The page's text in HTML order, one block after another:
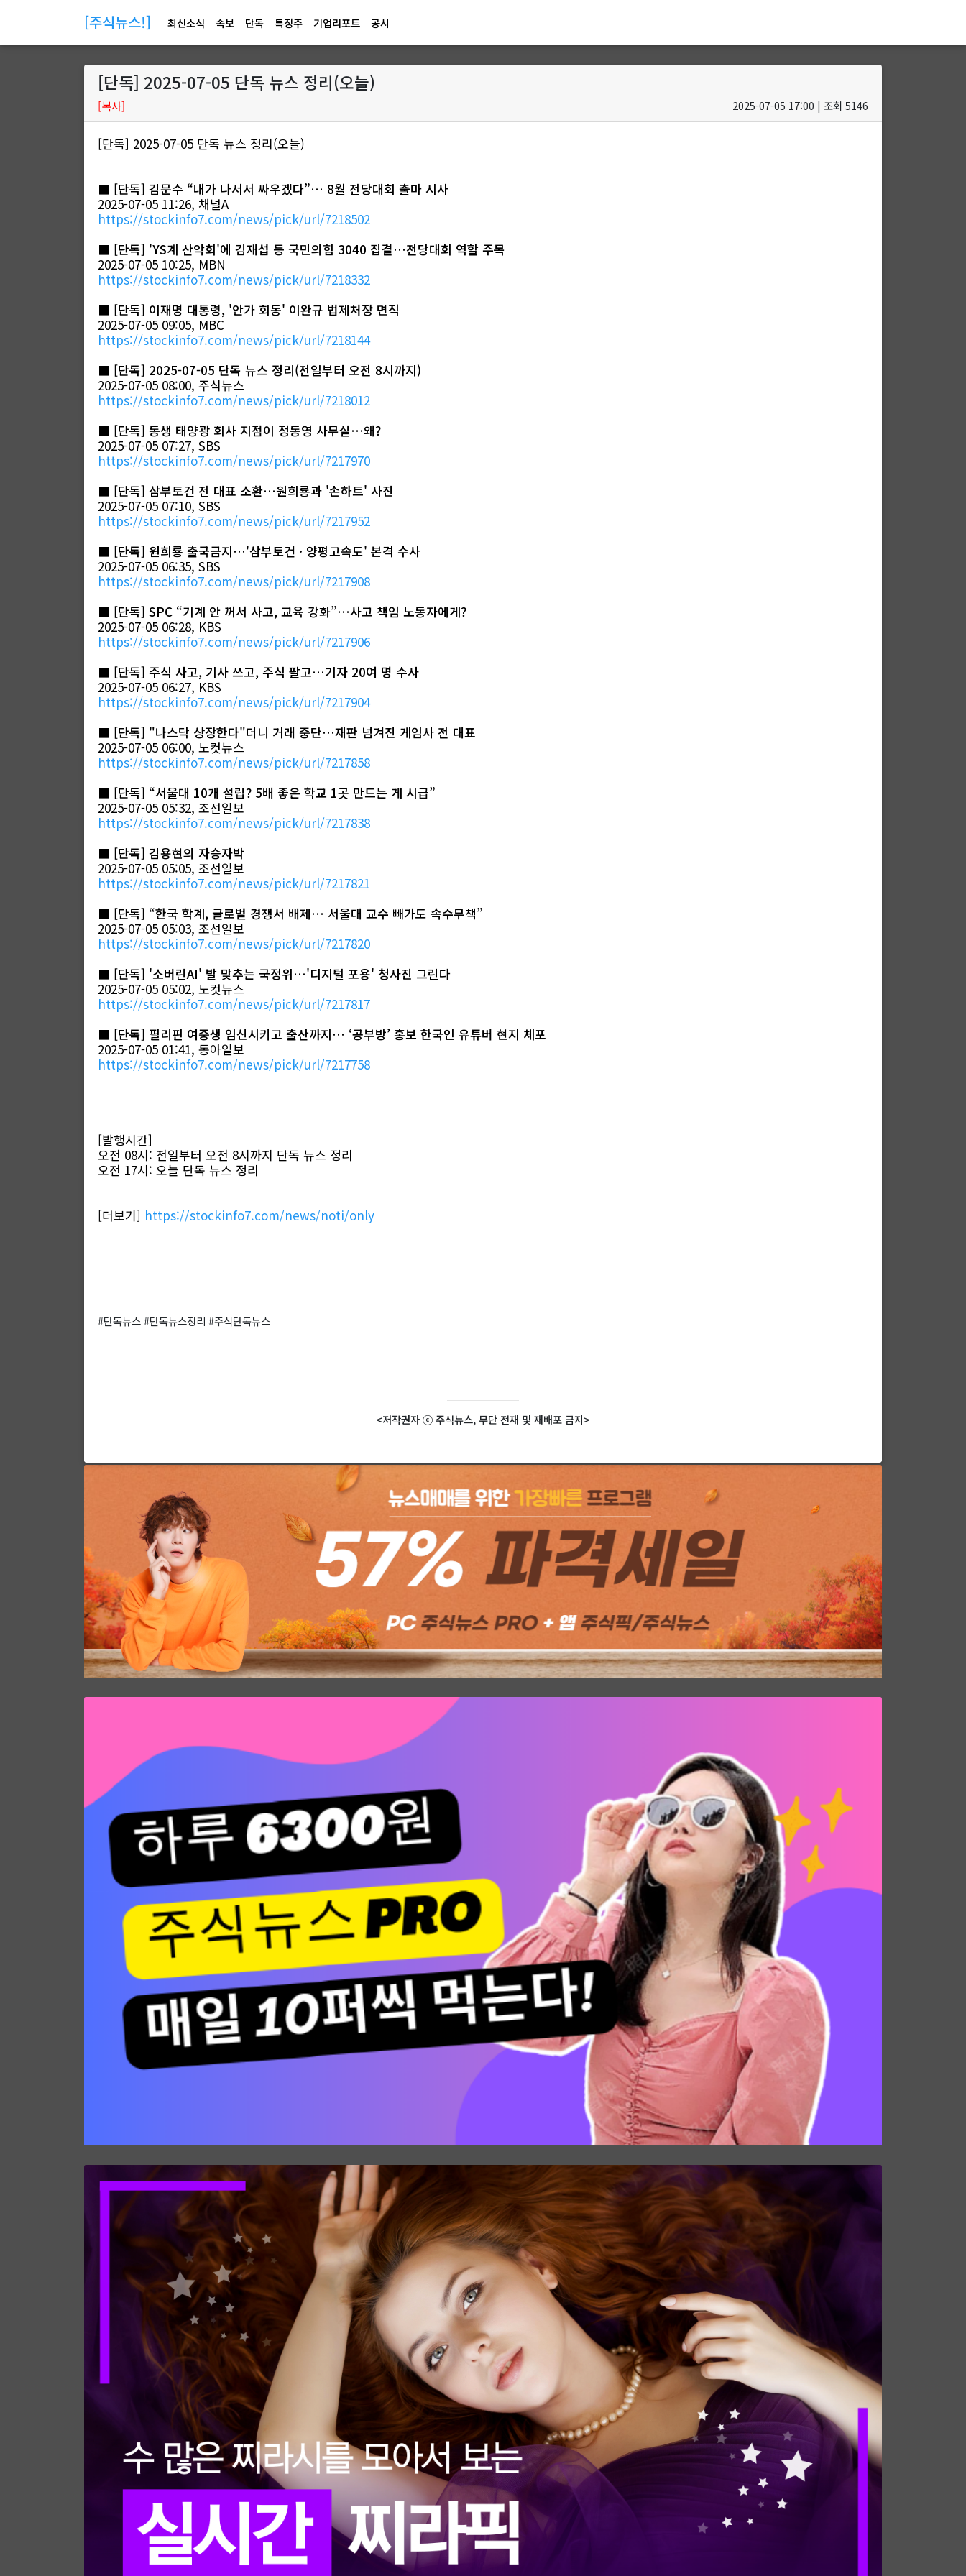
[주식뉴스!] 최신소식 속보 단독 특징주 기업리포트 공시
[단독] 2025-07-05 단독 뉴스 정리(오늘)
[복사] 2025-07-05 17:00 | 조회 5146
[단독] 2025-07-05 단독 뉴스 정리(오늘)
■ [단독] 김문수 “내가 나서서 싸우겠다”… 8월 전당대회 출마 시사
2025-07-05 11:26, 채널A
https://stockinfo7.com/news/pick/url/7218502
■ [단독] 'YS계 산악회'에 김재섭 등 국민의힘 3040 집결…전당대회 역할 주목
2025-07-05 10:25, MBN
https://stockinfo7.com/news/pick/url/7218332
■ [단독] 이재명 대통령, '안가 회동' 이완규 법제처장 면직
2025-07-05 09:05, MBC
https://stockinfo7.com/news/pick/url/7218144
■ [단독] 2025-07-05 단독 뉴스 정리(전일부터 오전 8시까지)
2025-07-05 08:00, 주식뉴스
https://stockinfo7.com/news/pick/url/7218012
■ [단독] 동생 태양광 회사 지점이 정동영 사무실…왜?
2025-07-05 07:27, SBS
https://stockinfo7.com/news/pick/url/7217970
■ [단독] 삼부토건 전 대표 소환…원희룡과 '손하트' 사진
2025-07-05 07:10, SBS
https://stockinfo7.com/news/pick/url/7217952
■ [단독] 원희룡 출국금지…'삼부토건 · 양평고속도' 본격 수사
2025-07-05 06:35, SBS
https://stockinfo7.com/news/pick/url/7217908
■ [단독] SPC “기계 안 꺼서 사고, 교육 강화”…사고 책임 노동자에게?
2025-07-05 06:28, KBS
https://stockinfo7.com/news/pick/url/7217906
■ [단독] 주식 사고, 기사 쓰고, 주식 팔고…기자 20여 명 수사
2025-07-05 06:27, KBS
https://stockinfo7.com/news/pick/url/7217904
■ [단독] "나스닥 상장한다"더니 거래 중단…재판 넘겨진 게임사 전 대표
2025-07-05 06:00, 노컷뉴스
https://stockinfo7.com/news/pick/url/7217858
■ [단독] “서울대 10개 설립? 5배 좋은 학교 1곳 만드는 게 시급”
2025-07-05 05:32, 조선일보
https://stockinfo7.com/news/pick/url/7217838
■ [단독] 김용현의 자승자박
2025-07-05 05:05, 조선일보
https://stockinfo7.com/news/pick/url/7217821
■ [단독] “한국 학계, 글로벌 경쟁서 배제… 서울대 교수 빼가도 속수무책”
2025-07-05 05:03, 조선일보
https://stockinfo7.com/news/pick/url/7217820
■ [단독] '소버린AI' 발 맞추는 국정위…'디지털 포용' 청사진 그린다
2025-07-05 05:02, 노컷뉴스
https://stockinfo7.com/news/pick/url/7217817
■ [단독] 필리핀 여중생 임신시키고 출산까지… ‘공부방’ 홍보 한국인 유튜버 현지 체포
2025-07-05 01:41, 동아일보
https://stockinfo7.com/news/pick/url/7217758
[발행시간]
오전 08시: 전일부터 오전 8시까지 단독 뉴스 정리
오전 17시: 오늘 단독 뉴스 정리
[더보기] https://stockinfo7.com/news/noti/only
#단독뉴스 #단독뉴스정리 #주식단독뉴스
<저작권자 ⓒ 주식뉴스, 무단 전재 및 재배포 금지>